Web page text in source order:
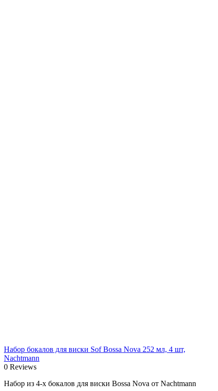
Набор бокалов для виски Sof Bossa Nova 252 мл, 4 шт,
Nachtmann
0 Reviews
Набор из 4-х бокалов для виски Bossa Nova от Nachtmann